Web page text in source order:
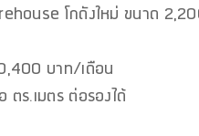
โกดังใหม่ ขนาด
บาท/เดือน
ตร.เมตร ต่อรองได้